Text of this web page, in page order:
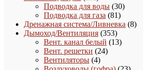
товаров
Подводка для воды 3030
Подводка для газа 8181
товар
Дренажная система/Ливневка 88
Дымоход/Вентиляция 353353
товара
Вент. канал белый 1313
Вент. решетки 2424
Вентиляторы 44
товара
23